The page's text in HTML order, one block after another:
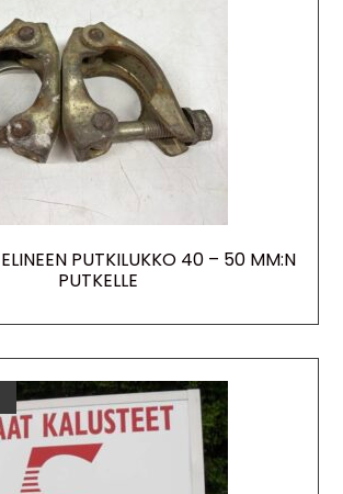
PUTKILUKKO 40 – 50 MM:N
PUTKELLE